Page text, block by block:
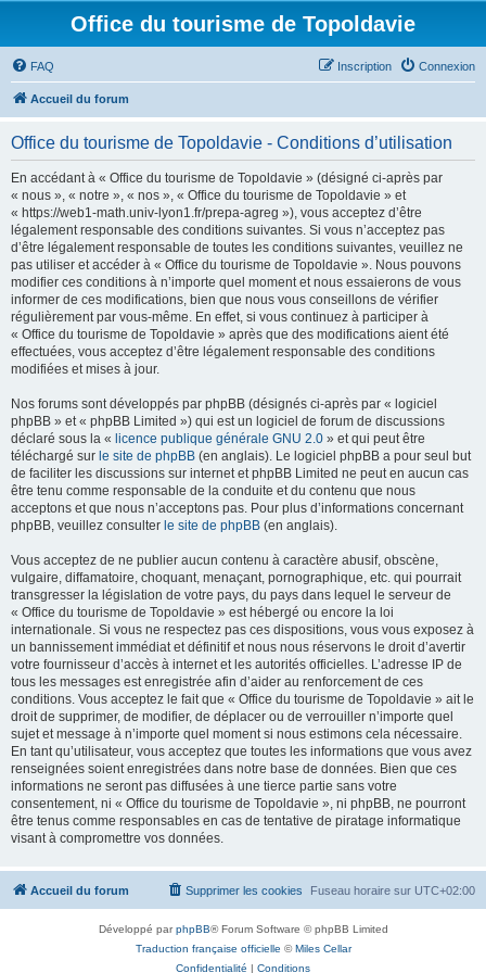
Office du tourisme de Topoldavie
FAQ Connexion
Inscription
Accueil du forum
Office du tourisme de Topoldavie - Conditions d’utilisation
En accédant à « Office du tourisme de Topoldavie » (désigné ci-après par
« nous », « notre », « nos », « Office du tourisme de Topoldavie » et
« https://web1-math.univ-lyon1.fr/prepa-agreg »), vous acceptez d’être
légalement responsable des conditions suivantes. Si vous n’acceptez pas
d’être légalement responsable de toutes les conditions suivantes, veuillez ne
pas utiliser et accéder à « Office du tourisme de Topoldavie ». Nous pouvons
modifier ces conditions à n’importe quel moment et nous essaierons de vous
informer de ces modifications, bien que nous vous conseillons de vérifier
régulièrement par vous-même. En effet, si vous continuez à participer à
« Office du tourisme de Topoldavie » après que des modifications aient été
effectuées, vous acceptez d’être légalement responsable des conditions
modifiées et mises à jour.
Nos forums sont développés par phpBB (désignés ci-après par « logiciel
phpBB » et « phpBB Limited ») qui est un logiciel de forum de discussions
déclaré sous la « licence publique générale GNU 2.0 » et qui peut être
téléchargé sur le site de phpBB (en anglais). Le logiciel phpBB a pour seul but
de faciliter les discussions sur internet et phpBB Limited ne peut en aucun cas
être tenu comme responsable de la conduite et du contenu que nous
acceptons et que nous n’acceptons pas. Pour plus d’informations concernant
phpBB, veuillez consulter le site de phpBB (en anglais).
Vous acceptez de ne publier aucun contenu à caractère abusif, obscène,
vulgaire, diffamatoire, choquant, menaçant, pornographique, etc. qui pourrait
transgresser la législation de votre pays, du pays dans lequel le serveur de
« Office du tourisme de Topoldavie » est hébergé ou encore la loi
internationale. Si vous ne respectez pas ces dispositions, vous vous exposez à
un bannissement immédiat et définitif et nous nous réservons le droit d’avertir
votre fournisseur d’accès à internet et les autorités officielles. L’adresse IP de
tous les messages est enregistrée afin d’aider au renforcement de ces
conditions. Vous acceptez le fait que « Office du tourisme de Topoldavie » ait le
droit de supprimer, de modifier, de déplacer ou de verrouiller n’importe quel
sujet et message à n’importe quel moment si nous estimons cela nécessaire.
En tant qu’utilisateur, vous acceptez que toutes les informations que vous avez
renseignées soient enregistrées dans notre base de données. Bien que ces
informations ne seront pas diffusées à une tierce partie sans votre
consentement, ni « Office du tourisme de Topoldavie », ni phpBB, ne pourront
être tenus comme responsables en cas de tentative de piratage informatique
visant à compromettre vos données.
Accueil du forum Fuseau horaire sur UTC+02:00
Supprimer les cookies
Développé parphpBB® Forum Software © phpBB Limited
Traduction française officielle ©Miles Cellar
Confidentialité | Conditions